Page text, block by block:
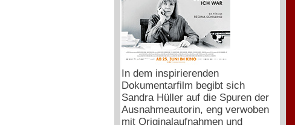
In dem inspirierenden
Dokumentarfilm begibt sich
Sandra Hüller auf die Spuren der
Ausnahmeautorin, eng verwoben
mit Originalaufnahmen und